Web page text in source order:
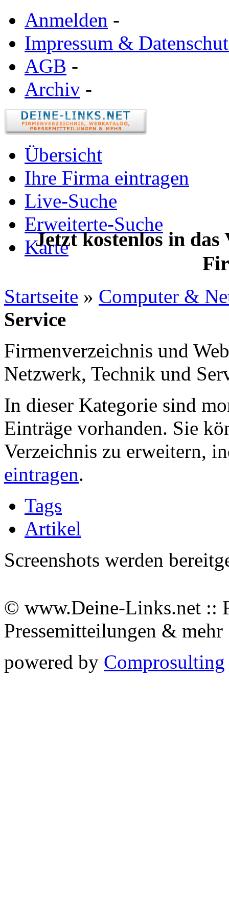
Anmelden -
Impressum &
AGB -
Archiv -
Übersicht
Ihre Firma eintragen
Live-Suche
Erweiterte-Suche
Karte
Jetzt kostenlos in
Startseite » Computer &
Service
Firmenverzeichnis und
Netzwerk, Technik und
In dieser Kategorie sind
Einträge vorhanden. Sie
Verzeichnis zu erweitern,
eintragen.
Tags
Artikel
Screenshots werden
© www.Deine-Links.net ::
Pressemitteilungen &
powered by Comprosulting